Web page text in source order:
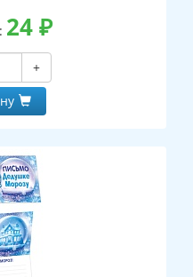
24₽
+